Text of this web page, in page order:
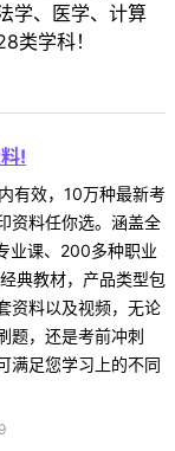
学、医学、计算
类学科！
!
有效，10万种最新考
资料任你选。涵盖全
业课、200多种职业
典教材，产品类型包
资料以及视频，无论
题，还是考前冲刺
满足您学习上的不同